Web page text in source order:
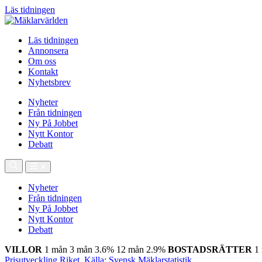
Läs tidningen
Läs tidningen
Annonsera
Om oss
Kontakt
Nyhetsbrev
Nyheter
Från tidningen
Ny På Jobbet
Nytt Kontor
Debatt
Nyheter
Från tidningen
Ny På Jobbet
Nytt Kontor
Debatt
VILLOR 1 mån 3 mån 3.6% 12 mån 2.9% BOSTADSRÄTTER 1
Prisutveckling Riket, Källa: Svensk Mäklarstatistik